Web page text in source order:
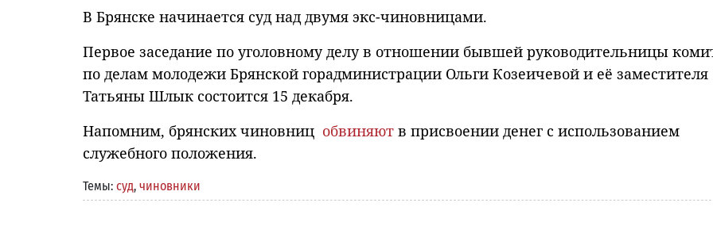
В Брянске начинается суд над двумя экс-чиновницами.
Первое заседание по уголовному делу в отношении бывшей руководительницы
по делам молодежи Брянской горадминистрации Ольги Козеичевой и её заместителя
Татьяны Шлык состоится 15 декабря.
Напомним, брянских чиновниц обвиняют в присвоении денег с использованием
служебного положения.
Темы: суд, чиновники